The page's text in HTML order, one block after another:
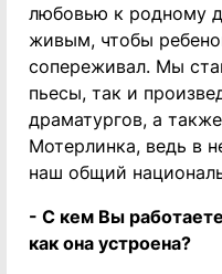
любовью к родному
живым, чтобы
сопереживал. Мы
пьесы, так и
драматургов, а
Мотерлинка, ведь в
наш общий
- С кем Вы
как она устроена?